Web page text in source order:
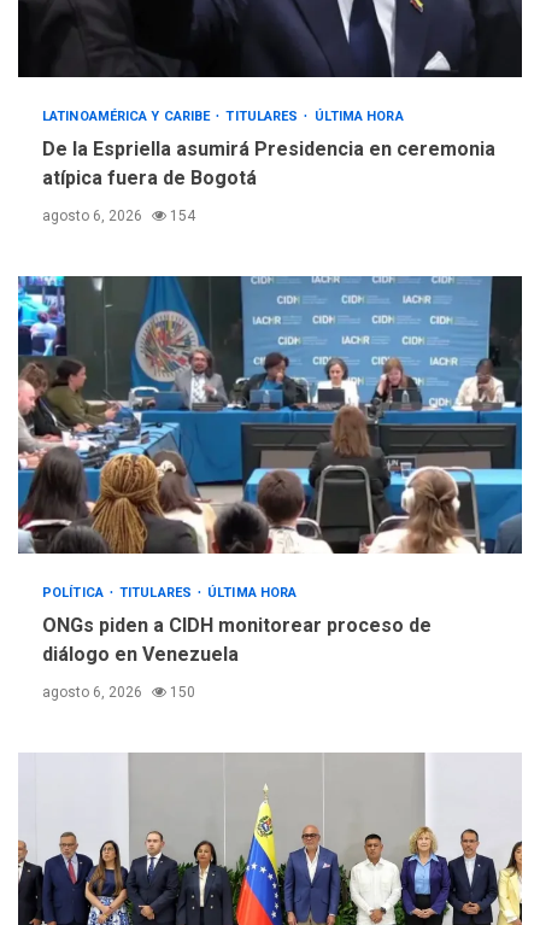
LATINOAMÉRICA Y CARIBE TITULARES ÚLTIMA HORA
De la Espriella asumirá Presidencia en ceremonia
atípica fuera de Bogotá
agosto 6, 2026 154
POLÍTICA TITULARES ÚLTIMA HORA
ONGs piden a CIDH monitorear proceso de
diálogo en Venezuela
agosto 6, 2026 150